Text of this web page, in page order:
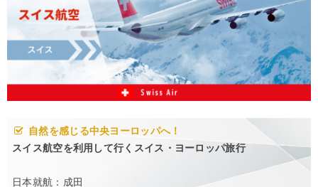
自然を感じる中央ヨーロッパへ！
スイス航空を利用して行くスイス・ヨーロッパ旅行
日本就航：成田